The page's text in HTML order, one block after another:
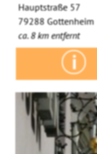
Hauptstraße 57
79288 Gottenheim
ca. 8 km entfernt